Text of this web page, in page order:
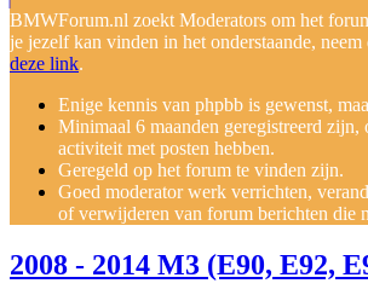
BMWForum.nl zoekt Moderators om het
je jezelf kan vinden in het onderstaande,
deze link.
Enige kennis van phpbb is gewenst,
Minimaal 6 maanden geregistreerd zijn,
activiteit met posten hebben.
Geregeld op het forum te vinden zijn.
Goed moderator werk verrichten,
of verwijderen van forum berichten die
2008 - 2014 M3 (E90, E92,